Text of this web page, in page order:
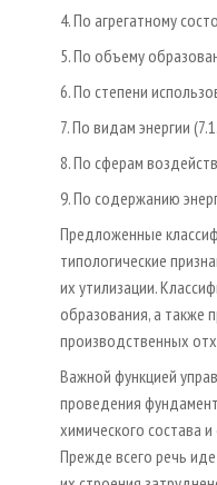
4. По агрегатному
5. По объему
6. По степени
7. По видам энергии
8. По сферам
9. По содержанию
Предложенные
типологические
их утилизации.
образования, а также
производственных
Важной функцией
проведения
химического состава
Прежде всего речь